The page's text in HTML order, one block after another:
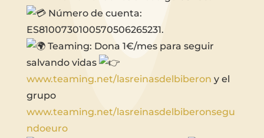
Número de cuenta:
ES8100730100570506265231.
Teaming: Dona 1€/mes para seguir
salvando vidas
www.teaming.net/lasreinasdelbiberon y el
grupo
www.teaming.net/lasreinasdelbiberonsegu
ndoeuro